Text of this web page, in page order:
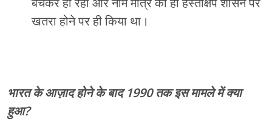
खतरा होने पर ही किया था।
भारत के आज़ाद होने के बाद 1990 तक इस मामले में क्या
हुआ?